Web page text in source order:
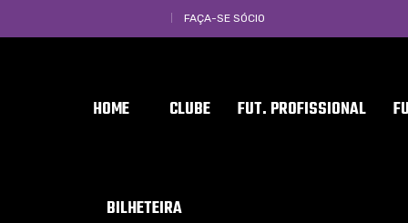
FAÇA-SE SÓCIO
HOME CLUBE FUT. PROFISSIONAL
BILHETEIRA